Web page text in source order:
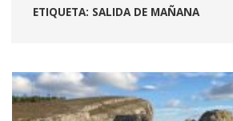
ETIQUETA: SALIDA DE MAÑANA